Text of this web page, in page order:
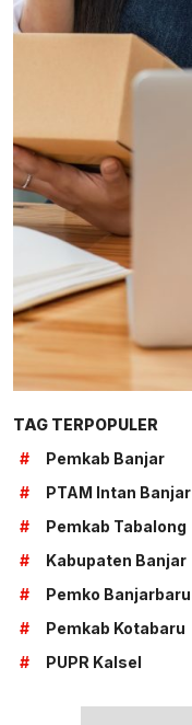
TAG TERPOPULER
#
Pemkab Banjar
#
PTAM Intan Banjar
#
Pemkab Tabalong
#
Kabupaten Banjar
#
Pemko Banjarbaru
#
Pemkab Kotabaru
#
PUPR Kalsel